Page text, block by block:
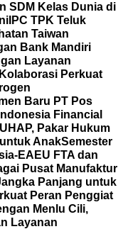
SDM Kelas Dunia di
IPC TPK Teluk
Taiwan
Bank Mandiri
Layanan
Perkuat
Baru PT Pos
Financial
Pakar Hukum
AnakSemester
EAEU FTA dan
Pusat Manufaktur
Panjang untuk
Peran Penggiat
Menlu Cili,
Layanan